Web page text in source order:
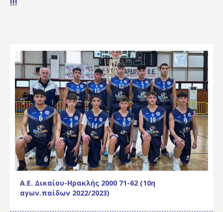
!!!
Α.Ε. Δικαίου-Ηρακλής 2000 71-62 (10η
αγων.παίδων 2022/2023)